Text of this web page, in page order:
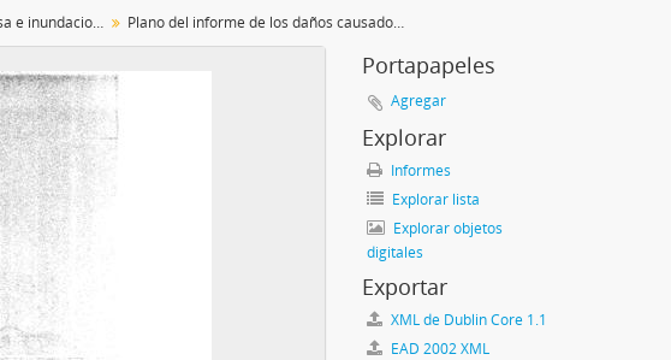
Documentos sobre defensa e inundaciones en Beas de Segura Plano del informe de los daños causados por el río Beas
Portapapeles
Agregar
Explorar
Informes
Explorar lista
Explorar objetos
digitales
Exportar
XML de Dublin Core 1.1
EAD 2002 XML